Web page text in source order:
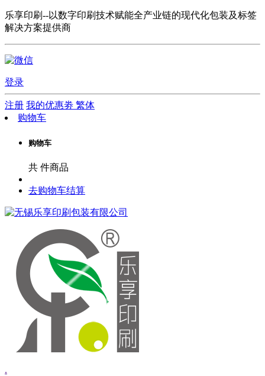
乐享印刷--以数字印刷技术赋能全产业链的现代化包装及标签
解决方案提供商
登录
注册 我的优惠劵 繁体
购物车
购物车
共 件商品
去购物车结算
.